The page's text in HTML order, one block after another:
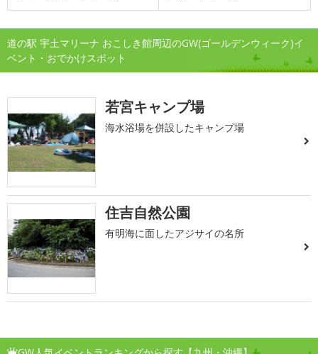
道の駅 宇土マリーナ おこしき館周辺のGW(ゴールデンウィーク)イ
ベント・おでかけスポット
若宮キャンプ場
海水浴場を併設したキャンプ場
住吉自然公園
有明海に面したアジサイの名所